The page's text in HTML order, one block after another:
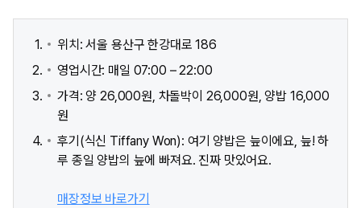
위치: 서울 용산구 한강대로 186
영업시간: 매일 07:00 – 22:00
가격: 양 26,000원, 차돌박이 26,000원, 양밥 16,000
원
후기(식신 Tiffany Won): 여기 양밥은 늪이에요, 늪! 하
루 종일 양밥의 늪에 빠져요. 진짜 맛있어요.
매장정보 바로가기